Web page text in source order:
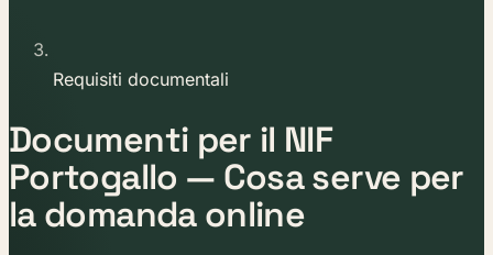
Requisiti documentali
Documenti per il NIF
Portogallo — Cosa serve per
la domanda online